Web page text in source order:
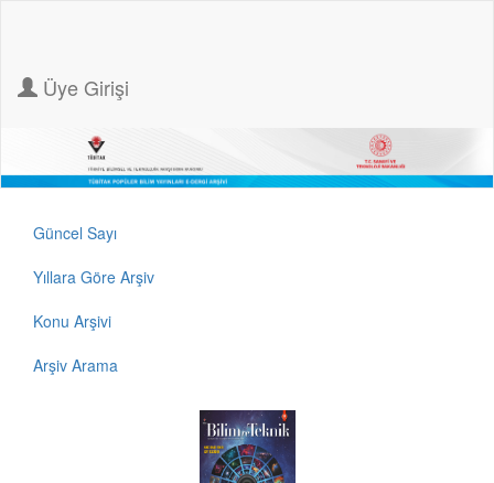
Üye Girişi
Güncel Sayı
Yıllara Göre Arşiv
Konu Arşivi
Arşiv Arama